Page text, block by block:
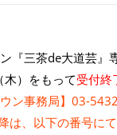
『三茶de大道芸』
）をもって受付終
ウン事務局】03-
は、以下の番号にて